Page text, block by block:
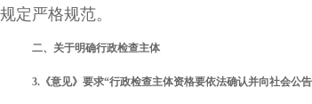
规定严格规范。
二、关于明确行政检查主体
3.《意见》要求“行政检查主体资格要依法确认并向社会公